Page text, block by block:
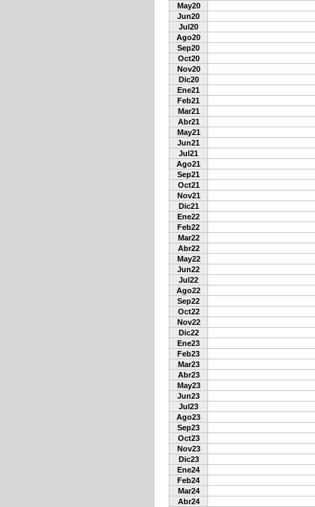
May20
Jun20
Jul20
Ago20
Sep20
Oct20
Nov20
Dic20
Ene21
Feb21
Mar21
Abr21
May21
Jun21
Jul21
Ago21
Sep21
Oct21
Nov21
Dic21
Ene22
Feb22
Mar22
Abr22
May22
Jun22
Jul22
Ago22
Sep22
Oct22
Nov22
Dic22
Ene23
Feb23
Mar23
Abr23
May23
Jun23
Jul23
Ago23
Sep23
Oct23
Nov23
Dic23
Ene24
Feb24
Mar24
Abr24